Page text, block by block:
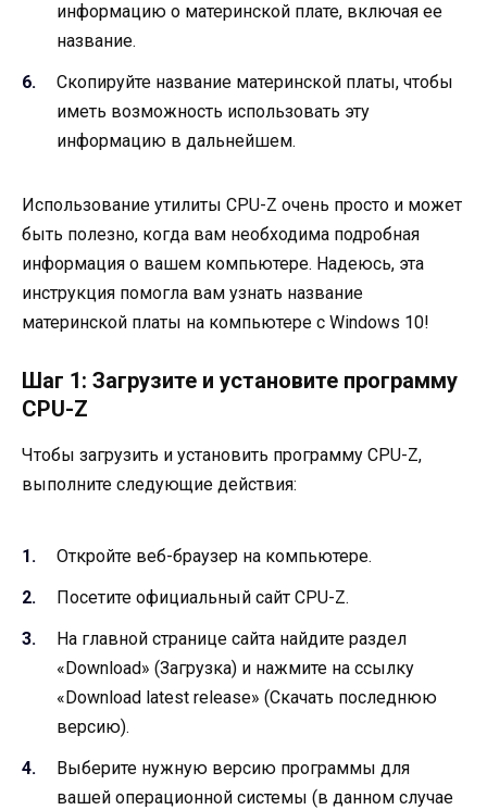
информацию о материнской плате, включая ее
название.
Скопируйте название материнской платы, чтобы
иметь возможность использовать эту
информацию в дальнейшем.
Использование утилиты CPU-Z очень просто и может
быть полезно, когда вам необходима подробная
информация о вашем компьютере. Надеюсь, эта
инструкция помогла вам узнать название
материнской платы на компьютере с Windows 10!
Шаг 1: Загрузите и установите программу
CPU-Z
Чтобы загрузить и установить программу CPU-Z,
выполните следующие действия:
Откройте веб-браузер на компьютере.
Посетите официальный сайт CPU-Z.
На главной странице сайта найдите раздел
«Download» (Загрузка) и нажмите на ссылку
«Download latest release» (Скачать последнюю
версию).
Выберите нужную версию программы для
вашей операционной системы (в данном случае